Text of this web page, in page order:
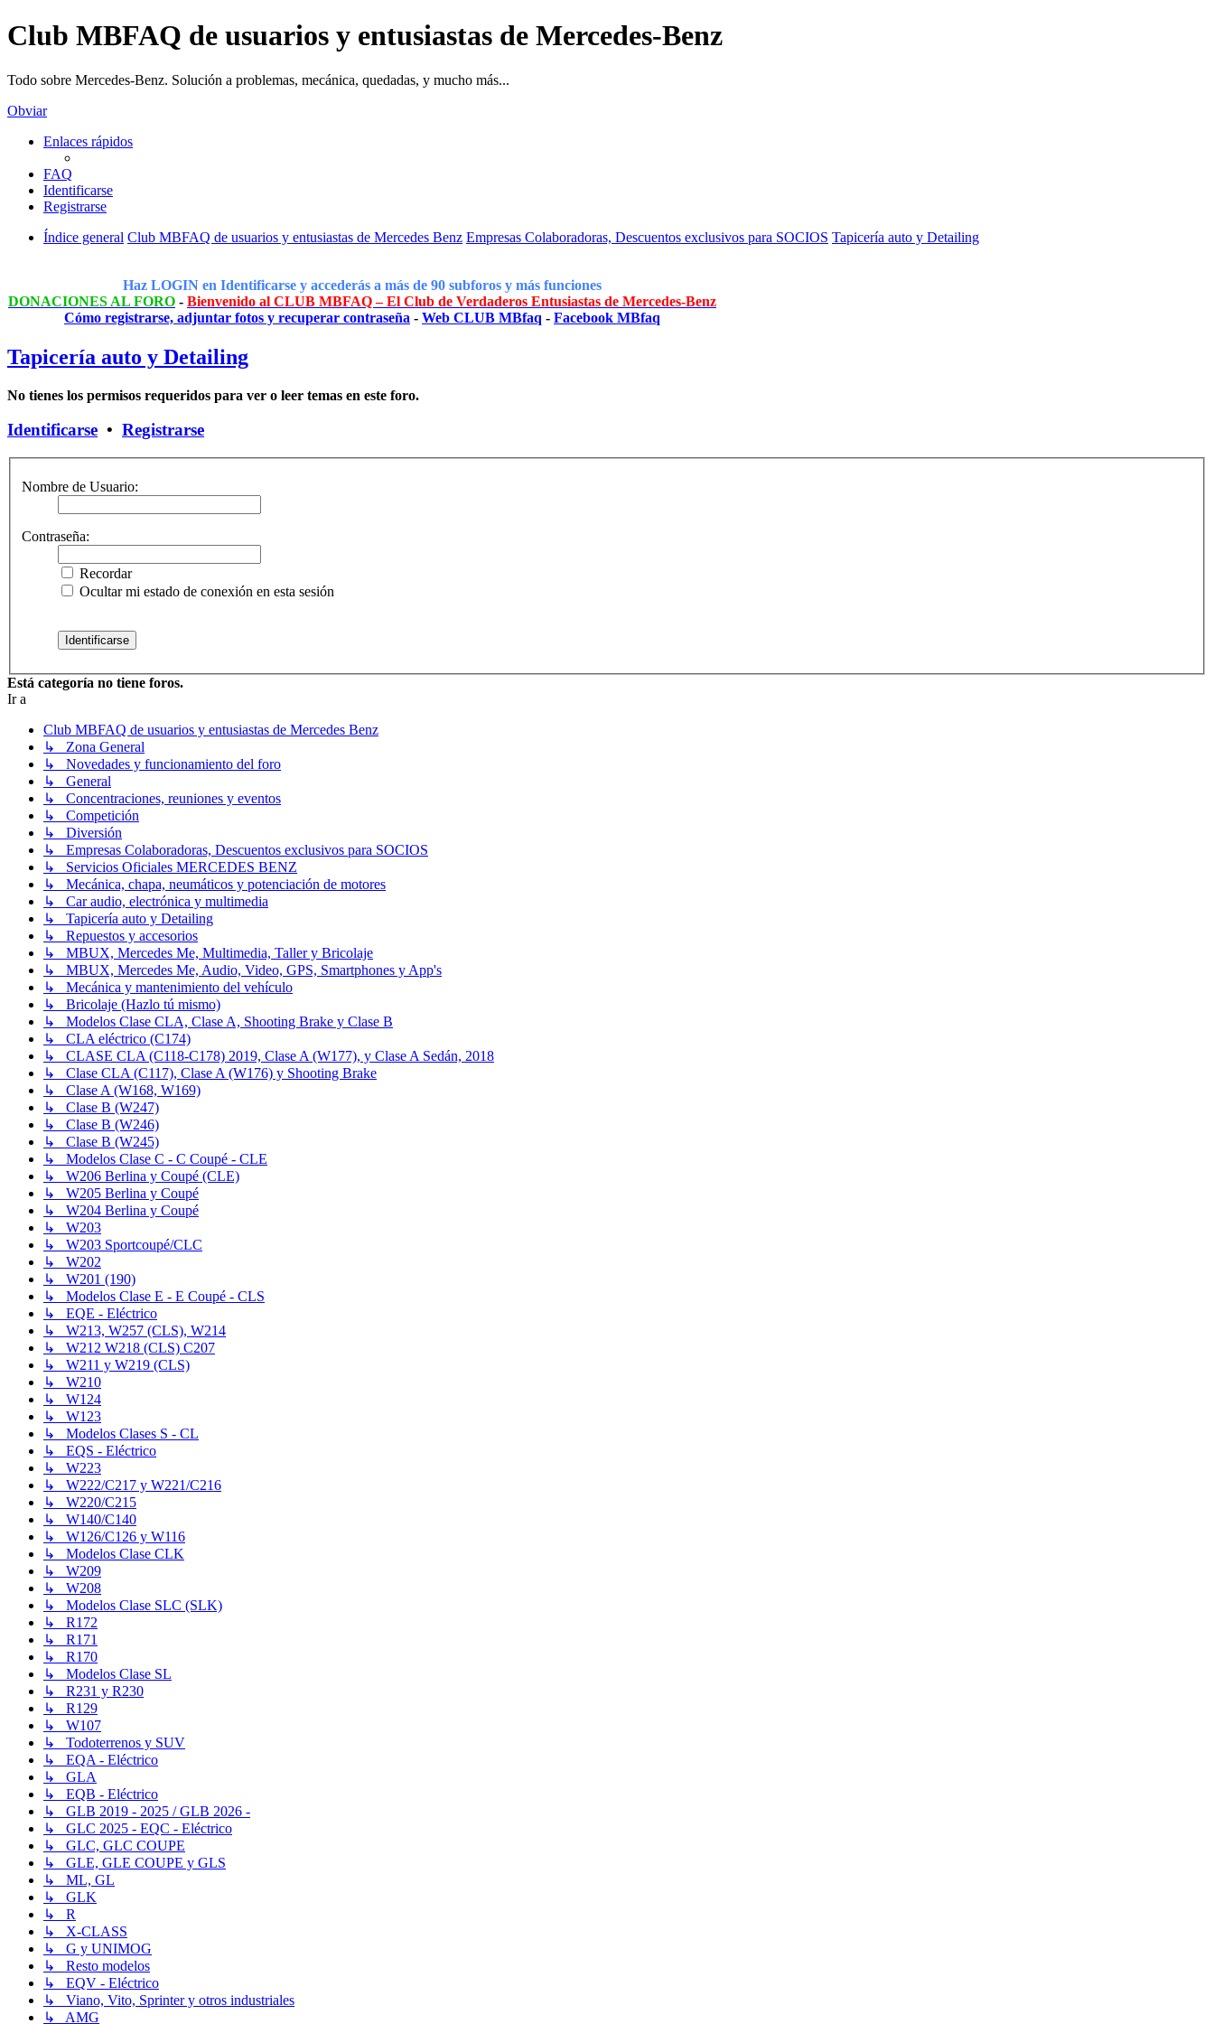
Club MBFAQ de usuarios y entusiastas de Mercedes-Benz
Todo sobre Mercedes-Benz. Solución a problemas, mecánica, quedadas, y mucho más...
Obviar
Enlaces rápidos
FAQ
Identificarse
Registrarse
Índice general Club MBFAQ de usuarios y entusiastas de Mercedes Benz Empresas Colaboradoras, Descuentos exclusivos para SOCIOS Tapicería auto y Detailing
Haz LOGIN en Identificarse y accederás a más de 90 subforos y más funciones
DONACIONES AL FORO - Bienvenido al CLUB MBFAQ – El Club de Verdaderos Entusiastas de Mercedes-Benz
Cómo registrarse, adjuntar fotos y recuperar contraseña - Web CLUB MBfaq - Facebook MBfaq
Tapicería auto y Detailing
No tienes los permisos requeridos para ver o leer temas en este foro.
Identificarse • Registrarse
Nombre de Usuario:
Contraseña:
Recordar
Ocultar mi estado de conexión en esta sesión
Está categoría no tiene foros.
Ir a
Club MBFAQ de usuarios y entusiastas de Mercedes Benz
↳ Zona General
↳ Novedades y funcionamiento del foro
↳ General
↳ Concentraciones, reuniones y eventos
↳ Competición
↳ Diversión
↳ Empresas Colaboradoras, Descuentos exclusivos para SOCIOS
↳ Servicios Oficiales MERCEDES BENZ
↳ Mecánica, chapa, neumáticos y potenciación de motores
↳ Car audio, electrónica y multimedia
↳ Tapicería auto y Detailing
↳ Repuestos y accesorios
↳ MBUX, Mercedes Me, Multimedia, Taller y Bricolaje
↳ MBUX, Mercedes Me, Audio, Video, GPS, Smartphones y App's
↳ Mecánica y mantenimiento del vehículo
↳ Bricolaje (Hazlo tú mismo)
↳ Modelos Clase CLA, Clase A, Shooting Brake y Clase B
↳ CLA eléctrico (C174)
↳ CLASE CLA (C118-C178) 2019, Clase A (W177), y Clase A Sedán, 2018
↳ Clase CLA (C117), Clase A (W176) y Shooting Brake
↳ Clase A (W168, W169)
↳ Clase B (W247)
↳ Clase B (W246)
↳ Clase B (W245)
↳ Modelos Clase C - C Coupé - CLE
↳ W206 Berlina y Coupé (CLE)
↳ W205 Berlina y Coupé
↳ W204 Berlina y Coupé
↳ W203
↳ W203 Sportcoupé/CLC
↳ W202
↳ W201 (190)
↳ Modelos Clase E - E Coupé - CLS
↳ EQE - Eléctrico
↳ W213, W257 (CLS), W214
↳ W212 W218 (CLS) C207
↳ W211 y W219 (CLS)
↳ W210
↳ W124
↳ W123
↳ Modelos Clases S - CL
↳ EQS - Eléctrico
↳ W223
↳ W222/C217 y W221/C216
↳ W220/C215
↳ W140/C140
↳ W126/C126 y W116
↳ Modelos Clase CLK
↳ W209
↳ W208
↳ Modelos Clase SLC (SLK)
↳ R172
↳ R171
↳ R170
↳ Modelos Clase SL
↳ R231 y R230
↳ R129
↳ W107
↳ Todoterrenos y SUV
↳ EQA - Eléctrico
↳ GLA
↳ EQB - Eléctrico
↳ GLB 2019 - 2025 / GLB 2026 -
↳ GLC 2025 - EQC - Eléctrico
↳ GLC, GLC COUPE
↳ GLE, GLE COUPE y GLS
↳ ML, GL
↳ GLK
↳ R
↳ X-CLASS
↳ G y UNIMOG
↳ Resto modelos
↳ EQV - Eléctrico
↳ Viano, Vito, Sprinter y otros industriales
↳ AMG